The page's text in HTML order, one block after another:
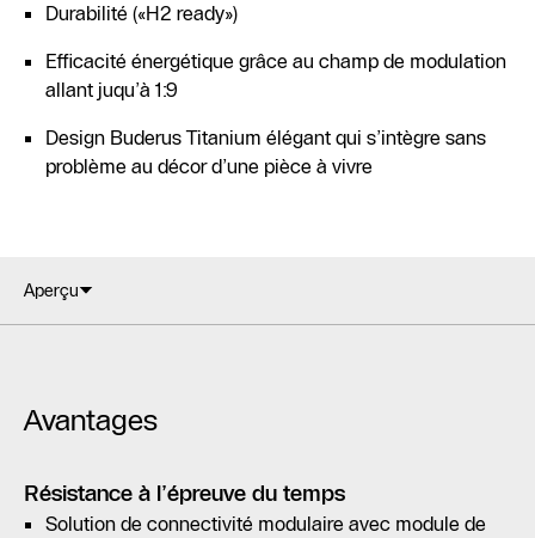
Durabilité («H2 ready»)
Efficacité énergétique grâce au champ de modulation
allant juqu’à 1:9
Design Buderus Titanium élégant qui s’intègre sans
problème au décor d’une pièce à vivre
Aperçu
Avantages
Résistance à l’épreuve du temps
Solution de connectivité modulaire avec module de